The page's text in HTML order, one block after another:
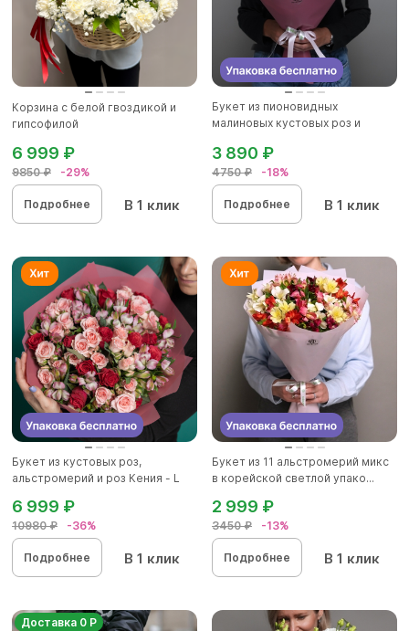
Корзина с белой гвоздикой и
гипсофилой
9850 ₽ -29%
6 999 ₽
Подробнее В 1 клик
Букет из пионовидных
малиновых кустовых роз и
4750 ₽ -18%
3 890 ₽
Подробнее В 1 клик
Букет из кустовых роз,
альстромерий и роз Кения - L
10980 ₽ -36%
6 999 ₽
Подробнее В 1 клик
Букет из 11 альстромерий микс
в корейской светлой упако...
3450 ₽ -13%
2 999 ₽
Подробнее В 1 клик
Доставка 0 Р